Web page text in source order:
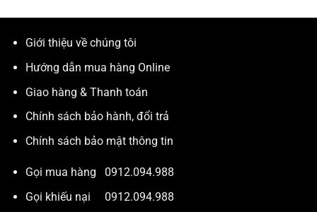
Giới thiệu về chúng tôi
Hướng dẫn mua hàng Online
Giao hàng & Thanh toán
Chính sách bảo hành, đổi trả
Chính sách bảo mật thông tin
Gọi mua hàng 0912.094.988
Gọi khiếu nại 0912.094.988